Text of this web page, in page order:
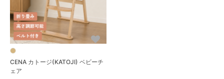
CENA カトージ(KATOJI) ベビーチ
ェア